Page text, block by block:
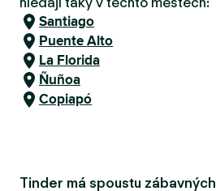
Santiago
Puente Alto
La Florida
Ñuñoa
Copiapó
Tinder má spoustu